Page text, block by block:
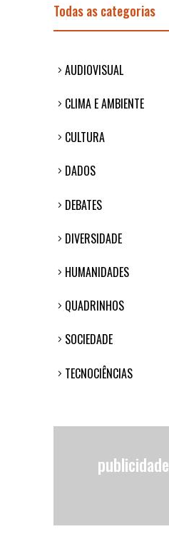
Todas as categorias
AUDIOVISUAL
CLIMA E AMBIENTE
CULTURA
DADOS
DEBATES
DIVERSIDADE
HUMANIDADES
QUADRINHOS
SOCIEDADE
TECNOCIÊNCIAS
publicidade